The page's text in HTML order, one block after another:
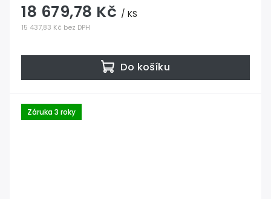
15 437,83 Kč bez DPH
18 679,78 Kč / KS
Do košíku
Záruka 3 roky